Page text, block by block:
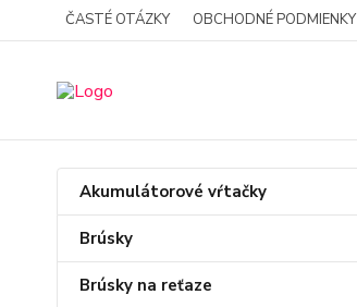
ČASTÉ OTÁZKY OBCHODNÉ PODMIENKY
Akumulátorové vŕtačky
Brúsky
Brúsky na reťaze